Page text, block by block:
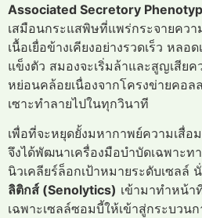
Associated Secretory
เสมือนกระแสพิษที่แพร่กระจายคว
เนื้อเยื่อข้างเคียงอย่างรวดเร็ว หลอ
แข็งตัว สมองจะเริ่มล้าและสูญเสีย
หย่อนคล้อยเนื่องจากโครงข่ายคอล
เซาะทำลายไปในทุกวินาที
เพื่อที่จะหยุดยั้งมหากาพย์ความเสื่อ
จึงได้พัฒนาเครื่องมือบำบัดเฉพาะท
นิวเคลียร์ล็อกเป้าหมายระดับเซลล์
ลิติกส์ (Senolytics) เข้ามาทำหน้
เฉพาะเซลล์ซอมบี้ให้เข้าสู่กระบวน